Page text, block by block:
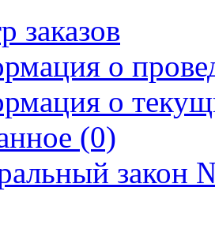
заказов
о
о
(0)
закон